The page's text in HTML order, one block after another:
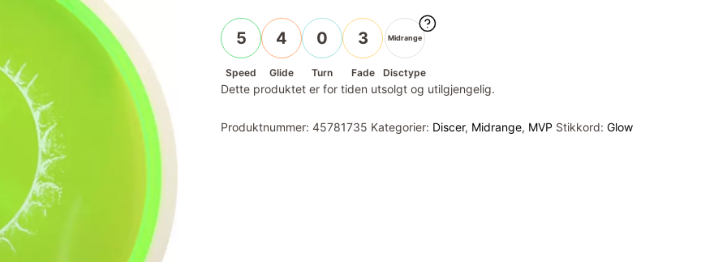
5
Speed
4
Glide
0
Turn
3
Fade
Midrange
Disctype
Dette produktet er for tiden utsolgt og utilgjengelig.
Produktnummer:45781735 Kategorier: Discer, Midrange, MVP Stikkord:Glow